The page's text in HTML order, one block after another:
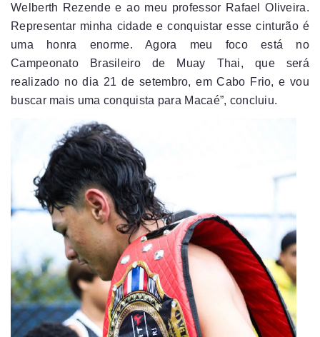
Welberth Rezende e ao meu professor Rafael Oliveira.
Representar minha cidade e conquistar esse cinturão é
uma honra enorme. Agora meu foco está no
Campeonato Brasileiro de Muay Thai, que será
realizado no dia 21 de setembro, em Cabo Frio, e vou
buscar mais uma conquista para Macaé”, concluiu.